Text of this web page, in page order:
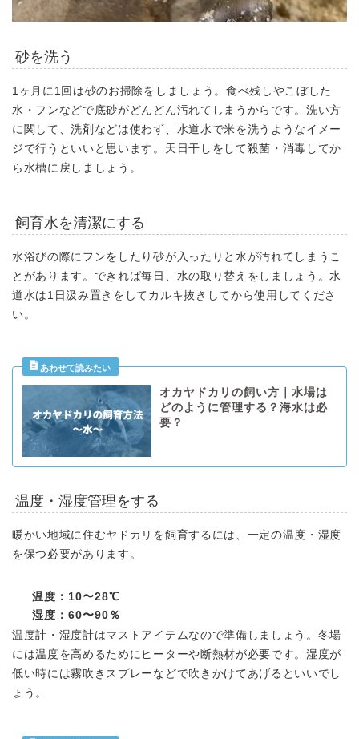
砂を洗う
1ヶ月に1回は砂のお掃除をしましょう。 食べ残しやこぼした
水・フンなどで底砂がどんどん汚れてしまうからです。洗い方
に関して、洗剤などは使わず、水道水で米を洗うようなイメー
ジで行うといいと思います。天日干しをして殺菌・消毒してか
ら水槽に戻しましょう。
飼育水を清潔にする
水浴びの際にフンをしたり砂が入ったりと水が汚れてしまうこ
とがあります。 できれば毎日、水の取り替えをしましょう。水
道水は1日汲み置きをしてカルキ抜きしてから使用してくださ
い。
オカヤドカリの飼い方｜水場は
どのように管理する？海水は必
要？
温度・湿度管理をする
暖かい地域に住むヤドカリを飼育するには、一定の温度・湿度
を保つ必要があります。
温度：10〜28℃
湿度：60〜90％
温度計・湿度計はマストアイテムなので準備しましょう。冬場
には温度を高めるためにヒーターや断熱材が必要です。湿度が
低い時には霧吹きスプレーなどで吹きかけてあげるといいでし
ょう。